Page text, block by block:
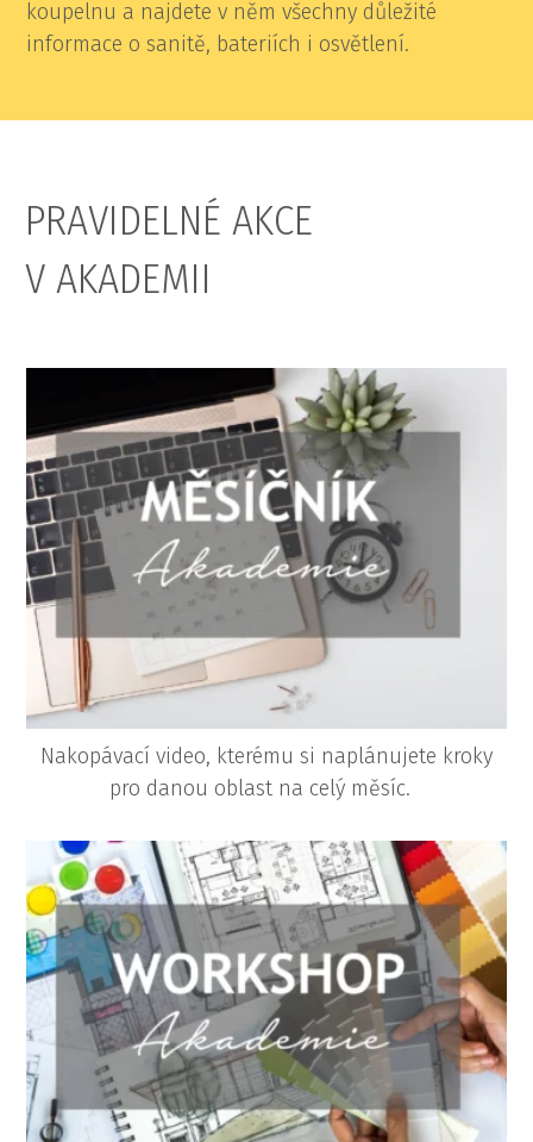
koupelnu a najdete v něm všechny důležité
informace o sanitě, bateriích i osvětlení.
PRAVIDELNÉ AKCE
V AKADEMII
Nakopávací video, kterému si naplánujete kroky
pro danou oblast na celý měsíc.